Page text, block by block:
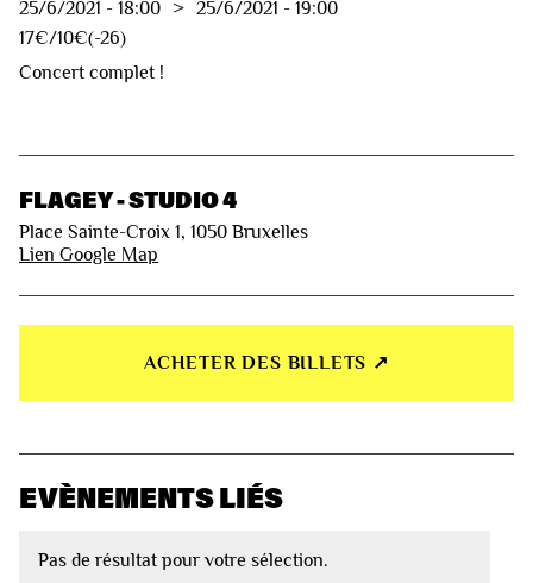
25/6/2021 - 18:00 > 25/6/2021 - 19:00
17€/10€(-26)
Concert complet !
FLAGEY - STUDIO 4
Place Sainte-Croix 1, 1050 Bruxelles
Lien Google Map
ACHETER DES BILLETS ↗︎
EVÈNEMENTS LIÉS
Pas de résultat pour votre sélection.